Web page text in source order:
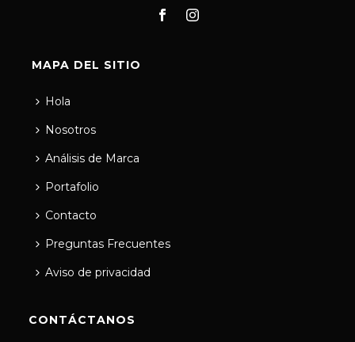
MAPA DEL SITIO
Hola
Nosotros
Análisis de Marca
Portafolio
Contacto
Preguntas Frecuentes
Aviso de privacidad
CONTÁCTANOS